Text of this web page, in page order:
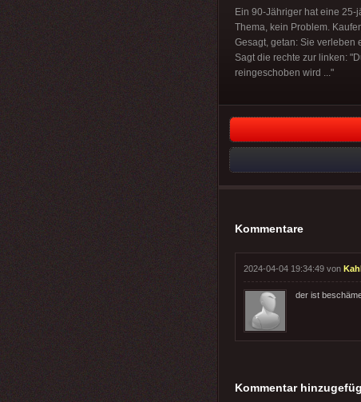
Ein 90-Jähriger hat eine 25-
Thema, kein Problem.
Gesagt, getan: Sie verleben
Sagt die rechte zur linken:
reingeschoben wird ..."
Kommentare
2024-04-04 19:34:49 von
der ist
Kommentar